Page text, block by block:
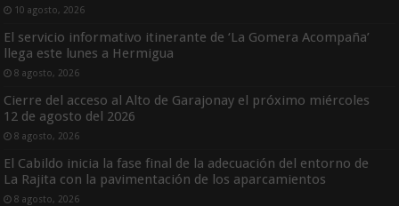
10 agosto, 2026
El servicio informativo itinerante de ‘La Gomera Acompaña’
llega este lunes a Hermigua
8 agosto, 2026
Cierre del acceso al Alto de Garajonay el próximo miércoles
12 de agosto del 2026
8 agosto, 2026
El Cabildo inicia la fase final de la adecuación del entorno de
La Rajita con la pavimentación de los aparcamientos
8 agosto, 2026